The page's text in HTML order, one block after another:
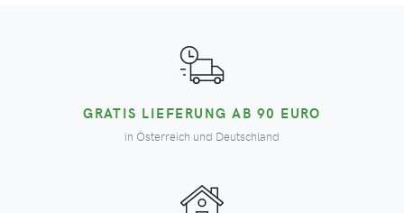
GRATIS LIEFERUNG AB 90 EURO
in Österreich und Deutschland